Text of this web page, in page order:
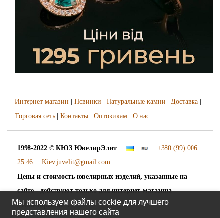
Интернет магазин Новинки Натуральные камни Доставка
Торговая сеть
Контакты Оптовикам О нас
1998-2022 © КЮЗ ЮвелирЭлит
+380 (99) 006
25 46
Kiev.juvelit@gmail.com
Цены и стоимость ювелирных изделий, указанные на
сайте - действуют только для интернет-магазина
"ЮвелирЭлит".
Мы используем файлы cookie для лучшего
представления нашего сайта